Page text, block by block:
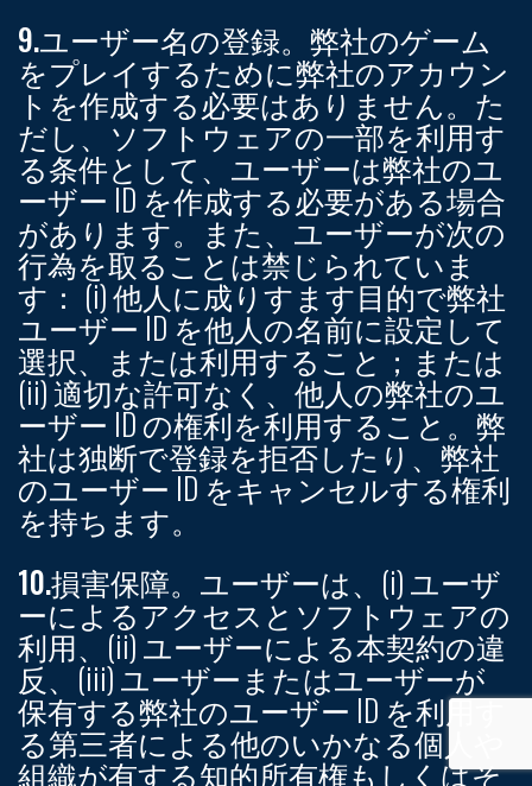
9.ユーザー名の登録。 弊社のゲーム
をプレイするために弊社のアカウン
トを作成する必要はありません。た
だし、ソフトウェアの一部を利用す
る条件として、ユーザーは弊社のユ
ーザー ID を作成する必要がある場合
があります。また、ユーザーが次の
行為を取ることは禁じられていま
す： (i) 他人に成りすます目的で弊社
ユーザー ID を他人の名前に設定して
選択、または利用すること；または
(ii) 適切な許可なく、他人の弊社のユ
ーザー ID の権利を利用すること。弊
社は独断で登録を拒否したり、弊社
のユーザー ID をキャンセルする権利
を持ちます。
10.損害保障。 ユーザーは、(i) ユーザ
ーによるアクセスとソフトウェアの
利用、(ii) ユーザーによる本契約の違
反、(iii) ユーザーまたはユーザーが
保有する弊社のユーザー ID を利用す
る第三者による他のいかなる個人や
組織が有する知的所有権もしくはそ